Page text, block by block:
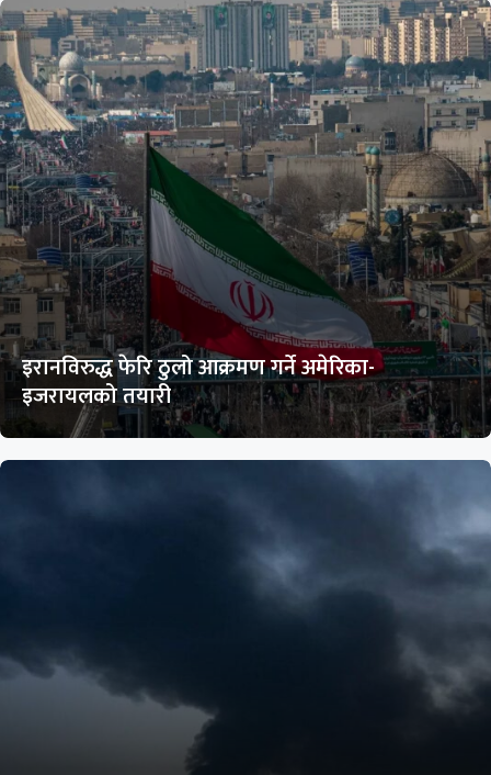
इरानविरुद्ध फेरि ठुलो आक्रमण गर्ने अमेरिका-
इजरायलको तयारी